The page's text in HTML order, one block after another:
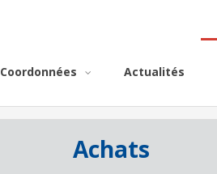
Coordonnées Actualités
Achats